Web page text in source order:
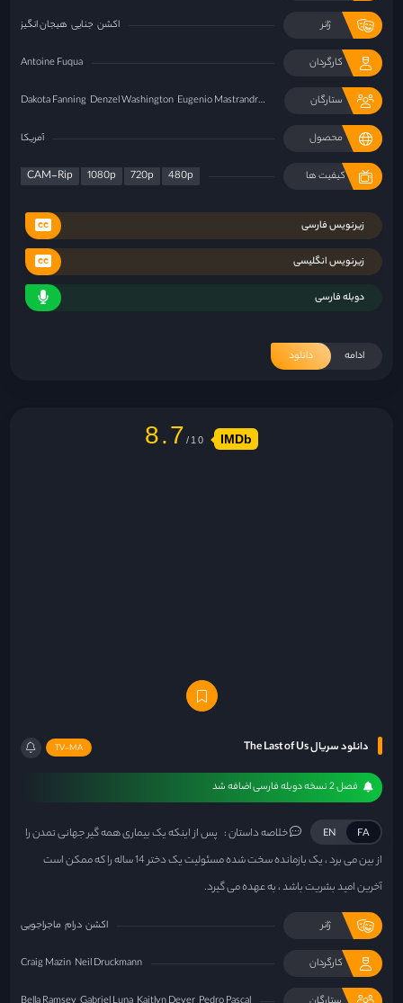
ژانر اکشن جنایی هیجان انگیز
کارگردان Antoine Fuqua
ستارگان Dakota Fanning Denzel Washington Eugenio Mastrandrea
محصول آمریکا
کیفیت ها CAM-Rip 1080p 720p 480p
زیرنویس فارسی
زیرنویس انگلیسی
دوبله فارسی
ادامه دانلود
دانلود سریال The Last of Us TV-MA
فصل 2 نسخه دوبله فارسی اضافه شد
FA
EN خلاصه داستان : پس از اینکه یک بیماری همه گیر جهانی تمدن را
از بین می برد ، یک بازمانده سخت شده مسئولیت یک دختر 14 ساله را که ممکن است
آخرین امید بشریت باشد ، به عهده می گیرد.
ژانر اکشن درام ماجراجویی
کارگردان Craig Mazin Neil Druckmann
8.7 IMDb